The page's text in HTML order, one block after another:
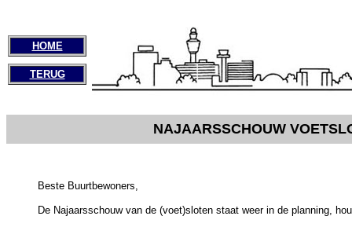
HOME
TERUG
NAJAARSSCHOUW
Beste Buurtbewoners,
De Najaarsschouw van de (voet)sloten staat weer in de planning,